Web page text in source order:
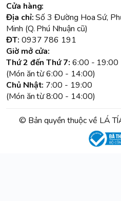
Cửa hàng:
Địa chỉ:Số 3 Đường Hoa Sứ,
Minh (Q. Phú Nhuận cũ)
ĐT: 0937 786 191
Giờ mở cửa:
Thứ 2 đến Thứ 7: 6:00 - 19:00
(Món ăn từ 6:00 - 14:00)
Chủ Nhật: 7:00 - 19:00
(Món ăn từ 8:00 - 14:00)
© Bản quyền thuộc về LÁ